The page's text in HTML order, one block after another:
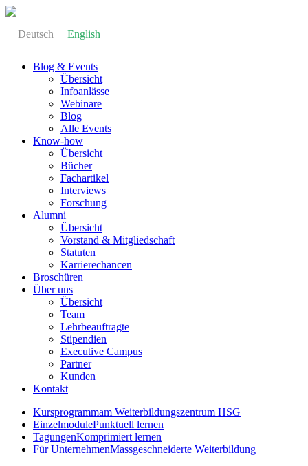
Deutsch English
Blog & Events
Übersicht
Infoanlässe
Webinare
Blog
Alle Events
Know-how
Übersicht
Bücher
Fachartikel
Interviews
Forschung
Alumni
Übersicht
Vorstand & Mitgliedschaft
Statuten
Karrierechancen
Broschüren
Über uns
Übersicht
Team
Lehrbeauftragte
Stipendien
Executive Campus
Partner
Kunden
Kontakt
Kursprogrammam Weiterbildungszentrum HSG
EinzelmodulePunktuell lernen
TagungenKomprimiert lernen
Für UnternehmenMassgeschneiderte Weiterbildung